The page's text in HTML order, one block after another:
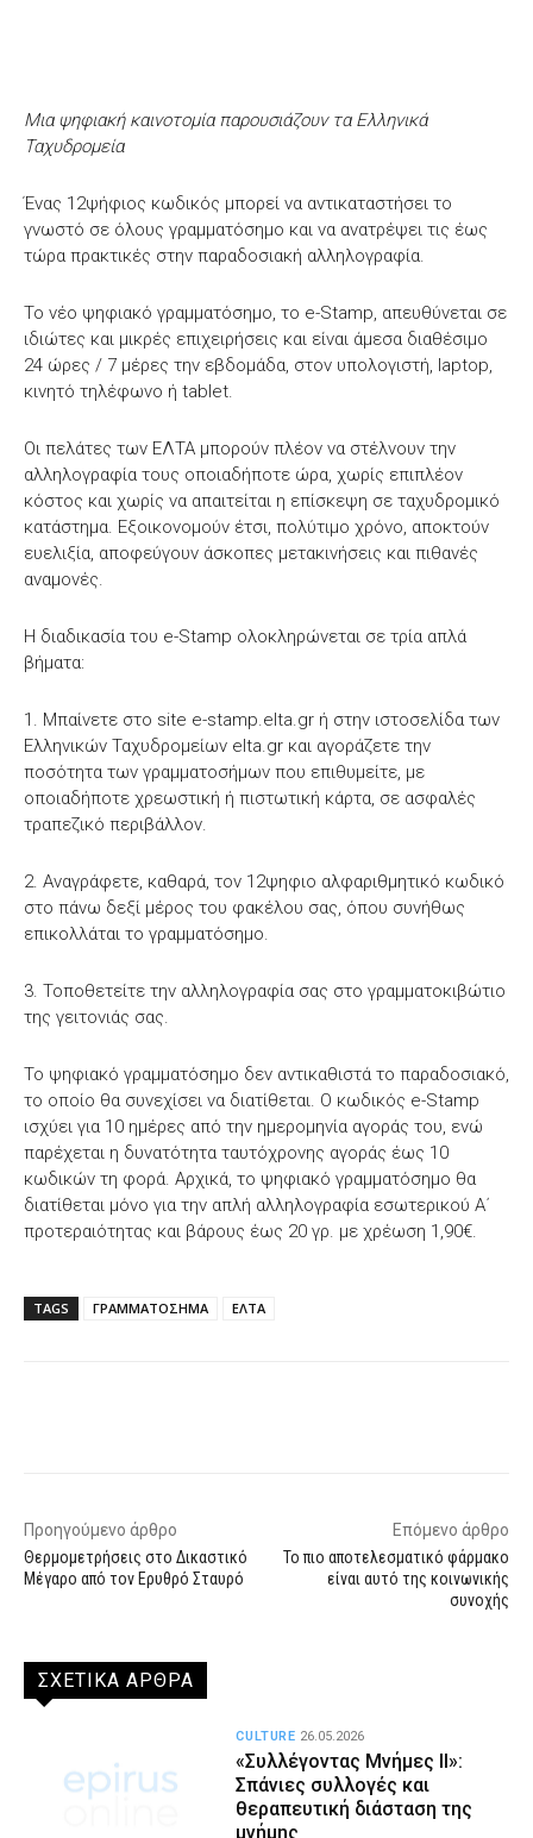
Μια ψηφιακή καινοτομία παρουσιάζουν τα Ελληνικά
Ταχυδρομεία
Ένας 12ψήφιος κωδικός μπορεί να αντικαταστήσει το
γνωστό σε όλους γραμματόσημο και να ανατρέψει τις έως
τώρα πρακτικές στην παραδοσιακή αλληλογραφία.
Το νέο ψηφιακό γραμματόσημο, το e-Stamp, απευθύνεται σε
ιδιώτες και μικρές επιχειρήσεις και είναι άμεσα διαθέσιμο
24 ώρες / 7 μέρες την εβδομάδα, στον υπολογιστή, laptop,
κινητό τηλέφωνο ή tablet.
Οι πελάτες των ΕΛΤΑ μπορούν πλέον να στέλνουν την
αλληλογραφία τους οποιαδήποτε ώρα, χωρίς επιπλέον
κόστος και χωρίς να απαιτείται η επίσκεψη σε ταχυδρομικό
κατάστημα. Εξοικονομούν έτσι, πολύτιμο χρόνο, αποκτούν
ευελιξία, αποφεύγουν άσκοπες μετακινήσεις και πιθανές
αναμονές.
Η διαδικασία του e-Stamp ολοκληρώνεται σε τρία απλά
βήματα:
1. Μπαίνετε στο site e-stamp.elta.gr ή στην ιστοσελίδα των
Ελληνικών Ταχυδρομείων elta.gr και αγοράζετε την
ποσότητα των γραμματοσήμων που επιθυμείτε, με
οποιαδήποτε χρεωστική ή πιστωτική κάρτα, σε ασφαλές
τραπεζικό περιβάλλον.
2. Αναγράφετε, καθαρά, τον 12ψηφιο αλφαριθμητικό κωδικό
στο πάνω δεξί μέρος του φακέλου σας, όπου συνήθως
επικολλάται το γραμματόσημο.
3. Τοποθετείτε την αλληλογραφία σας στο γραμματοκιβώτιο
της γειτονιάς σας.
Το ψηφιακό γραμματόσημο δεν αντικαθιστά το παραδοσιακό,
το οποίο θα συνεχίσει να διατίθεται. Ο κωδικός e-Stamp
ισχύει για 10 ημέρες από την ημερομηνία αγοράς του, ενώ
παρέχεται η δυνατότητα ταυτόχρονης αγοράς έως 10
κωδικών τη φορά. Αρχικά, το ψηφιακό γραμματόσημο θα
διατίθεται μόνο για την απλή αλληλογραφία εσωτερικού Α΄
προτεραιότητας και βάρους έως 20 γρ. με χρέωση 1,90€.
TAGS ΓΡΑΜΜΑΤΟΣΗΜΑ ΕΛΤΑ
Προηγούμενο άρθρο
Θερμομετρήσεις στο Δικαστικό
Μέγαρο από τον Ερυθρό Σταυρό
Επόμενο άρθρο
Το πιο αποτελεσματικό φάρμακο
είναι αυτό της κοινωνικής
συνοχής
ΣΧΕΤΙΚΑ ΑΡΘΡΑ
«Συλλέγοντας Μνήμες II»:
Σπάνιες συλλογές και
θεραπευτική διάσταση της
μνήμης
CULTURE 26.05.2026